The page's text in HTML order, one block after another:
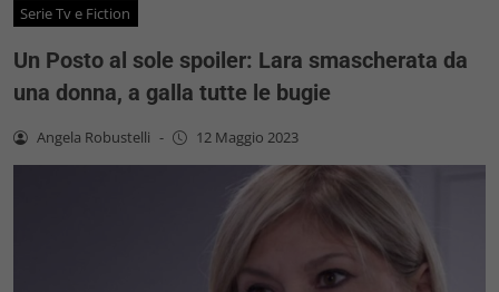
Serie Tv e Fiction
Un Posto al sole spoiler: Lara smascherata da
una donna, a galla tutte le bugie
Angela Robustelli - 12 Maggio 2023